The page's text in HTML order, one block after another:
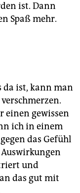
ist. Dann
Spaß mehr.
da ist, kann man
einen gewissen
ich in einem
das Gefühl
Auswirkungen
und
das gut mit